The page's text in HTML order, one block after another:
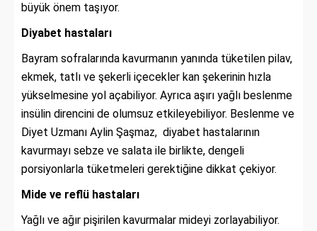
büyük önem taşıyor.
Diyabet hastaları
Bayram sofralarında kavurmanın yanında tüketilen pilav,
ekmek, tatlı ve şekerli içecekler kan şekerinin hızla
yükselmesine yol açabiliyor. Ayrıca aşırı yağlı beslenme
insülin direncini de olumsuz etkileyebiliyor. Beslenme ve
Diyet Uzmanı Aylin Şaşmaz, diyabet hastalarının
kavurmayı sebze ve salata ile birlikte, dengeli
porsiyonlarla tüketmeleri gerektiğine dikkat çekiyor.
Mide ve reflü hastaları
Yağlı ve ağır pişirilen kavurmalar mideyi zorlayabiliyor.